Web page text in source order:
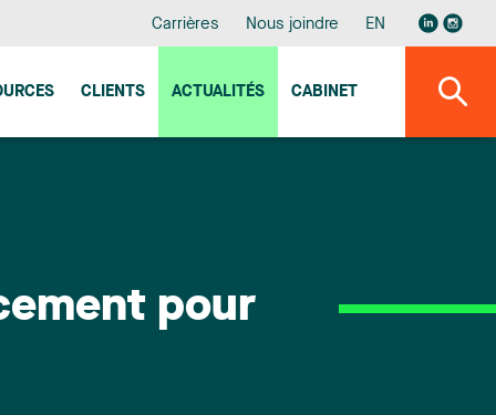
Carrières Nous joindre EN
CLIENTS ACTUALITÉS CABINET
pour